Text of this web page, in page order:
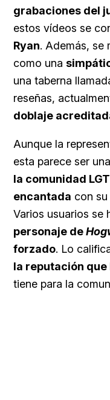
grabaciones del
estos vídeos se
Ryan. Además, se
como una
una taberna
reseñas,
doblaje
Aunque la
esta parece ser
la comunidad
encantada con
Varios usuarios se
personaje de
forzado. Lo
la reputación que
tiene para la